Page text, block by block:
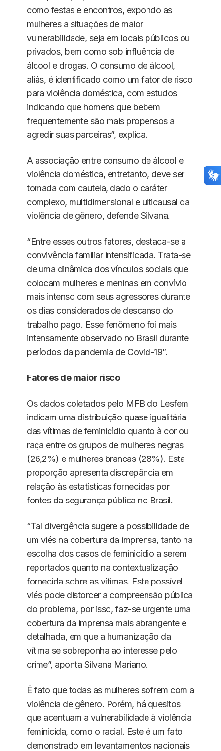
como festas e encontros, expondo as
mulheres a situações de maior
vulnerabilidade, seja em locais públicos ou
privados, bem como sob influência de
álcool e drogas. O consumo de álcool,
aliás, é identificado como um fator de risco
para violência doméstica, com estudos
indicando que homens que bebem
frequentemente são mais propensos a
agredir suas parceiras”, explica.
A associação entre consumo de álcool e
violência doméstica, entretanto, deve ser
tomada com cautela, dado o caráter
complexo, multidimensional e ulticausal da
violência de gênero, defende Silvana.
“Entre esses outros fatores, destaca-se a
convivência familiar intensificada. Trata-se
de uma dinâmica dos vínculos sociais que
colocam mulheres e meninas em convívio
mais intenso com seus agressores durante
os dias considerados de descanso do
trabalho pago. Esse fenômeno foi mais
intensamente observado no Brasil durante
períodos da pandemia de Covid-19”.
Fatores de maior risco
Os dados coletados pelo MFB do Lesfem
indicam uma distribuição quase igualitária
das vítimas de feminicídio quanto à cor ou
raça entre os grupos de mulheres negras
(26,2%) e mulheres brancas (28%). Esta
proporção apresenta discrepância em
relação às estatísticas fornecidas por
fontes da segurança pública no Brasil.
“Tal divergência sugere a possibilidade de
um viés na cobertura da imprensa, tanto na
escolha dos casos de feminicídio a serem
reportados quanto na contextualização
fornecida sobre as vítimas. Este possível
viés pode distorcer a compreensão pública
do problema, por isso, faz-se urgente uma
cobertura da imprensa mais abrangente e
detalhada, em que a humanização da
vítima se sobreponha ao interesse pelo
crime”, aponta Silvana Mariano.
É fato que todas as mulheres sofrem com a
violência de gênero. Porém, há quesitos
que acentuam a vulnerabilidade à violência
feminicida, como o racial. Este é um fato
demonstrado em levantamentos nacionais